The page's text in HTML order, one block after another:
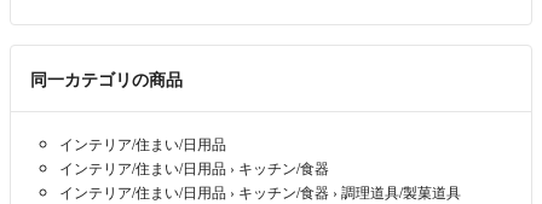
同一カテゴリの商品
インテリア/住まい/日用品
インテリア/住まい/日用品 › キッチン/食器
インテリア/住まい/日用品 › キッチン/食器 › 調理道具/製菓道具